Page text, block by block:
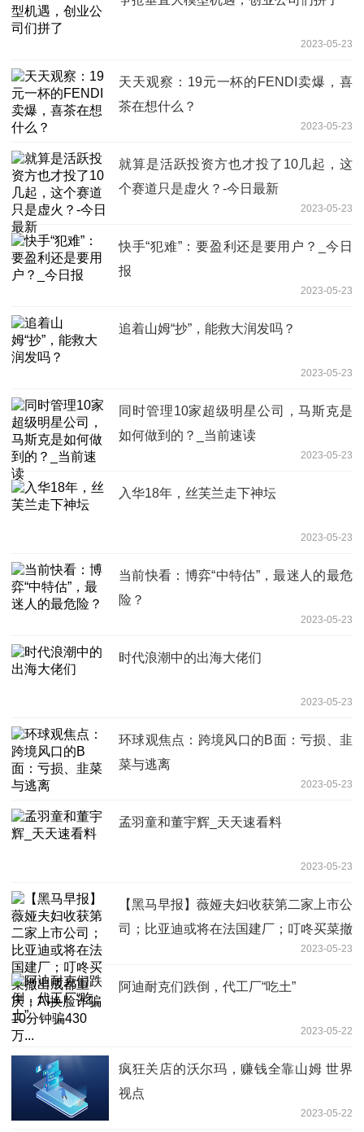
2023-05-23
天天观察：19元一杯的FENDI卖爆，喜
茶在想什么？
2023-05-23
就算是活跃投资方也才投了10几起，这
个赛道只是虚火？-今日最新
2023-05-23
快手“犯难”：要盈利还是要用户？_今日
报
2023-05-23
追着山姆“抄”，能救大润发吗？
2023-05-23
同时管理10家超级明星公司，马斯克是
如何做到的？_当前速读
2023-05-23
入华18年，丝芙兰走下神坛
2023-05-23
当前快看：博弈“中特估”，最迷人的最危
险？
2023-05-23
时代浪潮中的出海大佬们
2023-05-23
环球观焦点：跨境风口的B面：亏损、韭
菜与逃离
2023-05-23
孟羽童和董宇辉_天天速看料
2023-05-23
【黑马早报】薇娅夫妇收获第二家上市公
司；比亚迪或将在法国建厂；叮咚买菜撤
出成都重庆；AI换脸诈骗10分钟骗430
万...
2023-05-23
阿迪耐克们跌倒，代工厂“吃土”
2023-05-22
疯狂关店的沃尔玛，赚钱全靠山姆 世界
视点
2023-05-22